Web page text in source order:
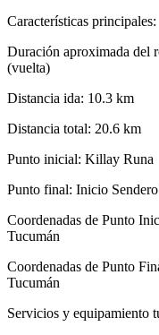
Características principales:
Duración aproximada del
(vuelta)
Distancia ida: 10.3 km
Distancia total: 20.6 km
Punto inicial: Killay Runa
Punto final: Inicio
Coordenadas de Punto
Tucumán
Coordenadas de Punto
Tucumán
Servicios y equipamiento